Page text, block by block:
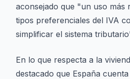
aconsejado que "un uso más
tipos preferenciales del IVA
simplificar el sistema
En lo que respecta a la
destacado que España